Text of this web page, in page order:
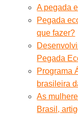
A pegada
Pegada
que fazer?
Pegada
Programa
brasileira
As
Brasil,